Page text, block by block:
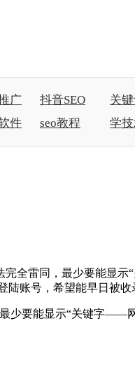
广 抖音SEO 关键
件 seo教程 学
全雷同，最少要能显
陆账号，希望能早日被收
少要能显示“关键字